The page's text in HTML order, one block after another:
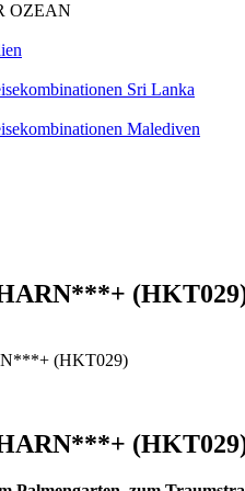
OZEAN
Sri Lanka
Malediven
(HKT029)